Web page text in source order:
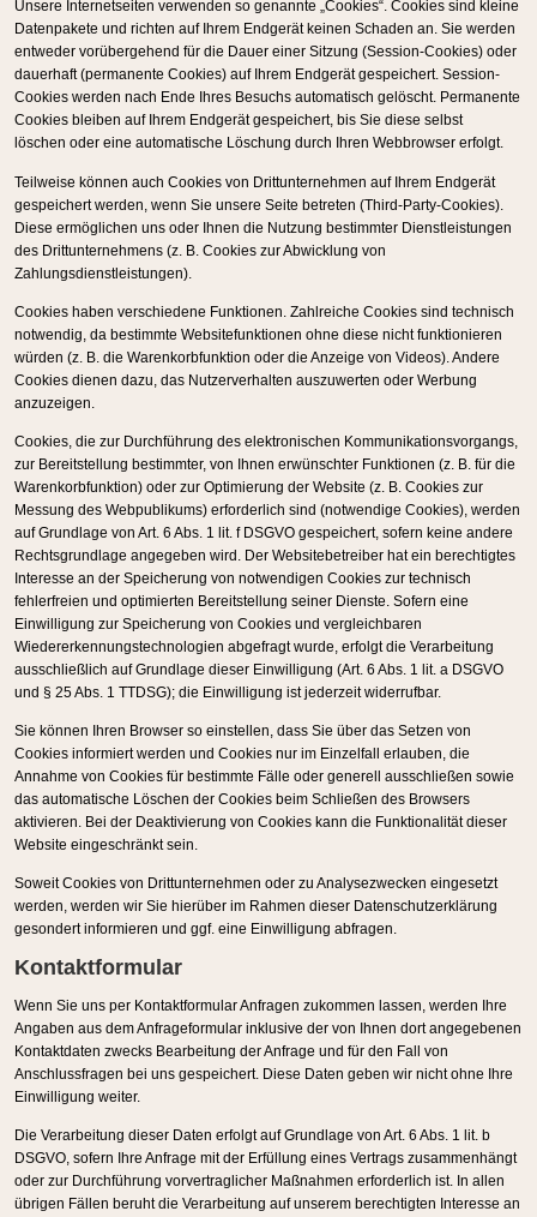
Unsere Internetseiten verwenden so genannte „Cookies“. Cookies sind kleine
Datenpakete und richten auf Ihrem Endgerät keinen Schaden an. Sie werden
entweder vorübergehend für die Dauer einer Sitzung (Session-Cookies) oder
dauerhaft (permanente Cookies) auf Ihrem Endgerät gespeichert. Session-
Cookies werden nach Ende Ihres Besuchs automatisch gelöscht. Permanente
Cookies bleiben auf Ihrem Endgerät gespeichert, bis Sie diese selbst
löschen oder eine automatische Löschung durch Ihren Webbrowser erfolgt.
Teilweise können auch Cookies von Drittunternehmen auf Ihrem Endgerät
gespeichert werden, wenn Sie unsere Seite betreten (Third-Party-Cookies).
Diese ermöglichen uns oder Ihnen die Nutzung bestimmter Dienstleistungen
des Drittunternehmens (z. B. Cookies zur Abwicklung von
Zahlungsdienstleistungen).
Cookies haben verschiedene Funktionen. Zahlreiche Cookies sind technisch
notwendig, da bestimmte Websitefunktionen ohne diese nicht funktionieren
würden (z. B. die Warenkorbfunktion oder die Anzeige von Videos). Andere
Cookies dienen dazu, das Nutzerverhalten auszuwerten oder Werbung
anzuzeigen.
Cookies, die zur Durchführung des elektronischen Kommunikationsvorgangs,
zur Bereitstellung bestimmter, von Ihnen erwünschter Funktionen (z. B. für die
Warenkorbfunktion) oder zur Optimierung der Website (z. B. Cookies zur
Messung des Webpublikums) erforderlich sind (notwendige Cookies), werden
auf Grundlage von Art. 6 Abs. 1 lit. f DSGVO gespeichert, sofern keine andere
Rechtsgrundlage angegeben wird. Der Websitebetreiber hat ein berechtigtes
Interesse an der Speicherung von notwendigen Cookies zur technisch
fehlerfreien und optimierten Bereitstellung seiner Dienste. Sofern eine
Einwilligung zur Speicherung von Cookies und vergleichbaren
Wiedererkennungstechnologien abgefragt wurde, erfolgt die Verarbeitung
ausschließlich auf Grundlage dieser Einwilligung (Art. 6 Abs. 1 lit. a DSGVO
und § 25 Abs. 1 TTDSG); die Einwilligung ist jederzeit widerrufbar.
Sie können Ihren Browser so einstellen, dass Sie über das Setzen von
Cookies informiert werden und Cookies nur im Einzelfall erlauben, die
Annahme von Cookies für bestimmte Fälle oder generell ausschließen sowie
das automatische Löschen der Cookies beim Schließen des Browsers
aktivieren. Bei der Deaktivierung von Cookies kann die Funktionalität dieser
Website eingeschränkt sein.
Soweit Cookies von Drittunternehmen oder zu Analysezwecken eingesetzt
werden, werden wir Sie hierüber im Rahmen dieser Datenschutzerklärung
gesondert informieren und ggf. eine Einwilligung abfragen.
Kontaktformular
Wenn Sie uns per Kontaktformular Anfragen zukommen lassen, werden Ihre
Angaben aus dem Anfrageformular inklusive der von Ihnen dort angegebenen
Kontaktdaten zwecks Bearbeitung der Anfrage und für den Fall von
Anschlussfragen bei uns gespeichert. Diese Daten geben wir nicht ohne Ihre
Einwilligung weiter.
Die Verarbeitung dieser Daten erfolgt auf Grundlage von Art. 6 Abs. 1 lit. b
DSGVO, sofern Ihre Anfrage mit der Erfüllung eines Vertrags zusammenhängt
oder zur Durchführung vorvertraglicher Maßnahmen erforderlich ist. In allen
übrigen Fällen beruht die Verarbeitung auf unserem berechtigten Interesse an